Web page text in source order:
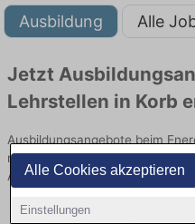
Alle Cookies akzeptieren
Einstellungen
Ausbildung Alle
Jetzt
Lehrstellen in Korb
Ausbildungsangebote beim
namhaften Firmen. Entdecken
Arbeitgebern und bewerben